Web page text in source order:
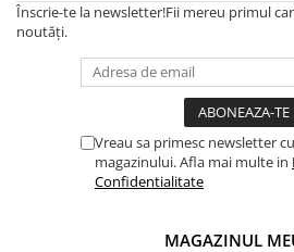
Înscrie-te la newsletter!Fii mereu primul
noutăți.
Vreau sa primesc newsletter
magazinului. Afla mai multe in
Confidentialitate
MAGAZINUL